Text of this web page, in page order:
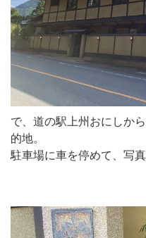
で、道の駅上州おにしか
的地。
駐車場に車を停めて、写真